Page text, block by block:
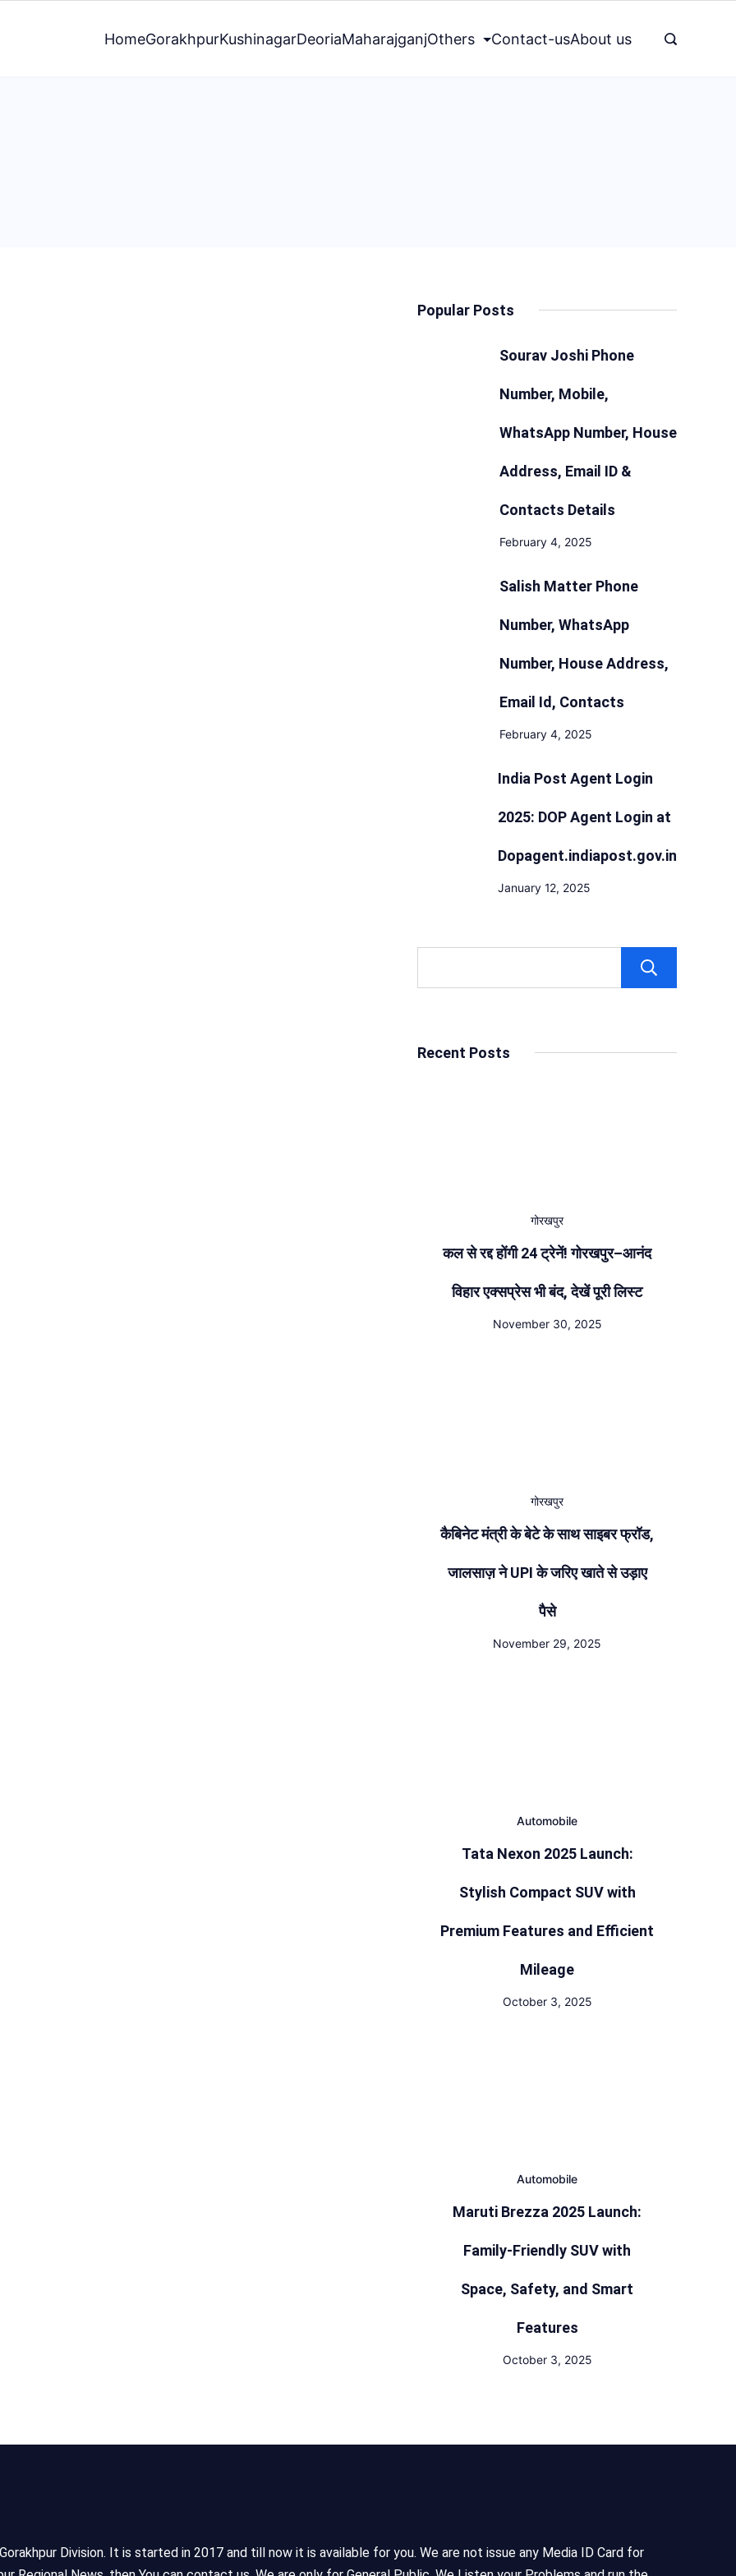
HomeGorakhpurKushinagarDeoriaMaharajganjOthers Contact-usAbout us
Popular Posts
Sourav Joshi Phone
Number, Mobile,
WhatsApp Number, House
Address, Email ID &
Contacts Details
February 4, 2025
Salish Matter Phone
Number, WhatsApp
Number, House Address,
Email Id, Contacts
February 4, 2025
India Post Agent Login
2025: DOP Agent Login at
Dopagent.indiapost.gov.in
January 12, 2025
Recent Posts
गोरखपुर
कल से रद्द होंगी 24 ट्रेनें! गोरखपुर–आनंद
विहार एक्सप्रेस भी बंद, देखें पूरी लिस्ट
November 30, 2025
गोरखपुर
कैबिनेट मंत्री के बेटे के साथ साइबर फ्रॉड,
जालसाज़ ने UPI के जरिए खाते से उड़ाए
पैसे
November 29, 2025
Automobile
Tata Nexon 2025 Launch:
Stylish Compact SUV with
Premium Features and Efficient
Mileage
October 3, 2025
Automobile
Maruti Brezza 2025 Launch:
Family-Friendly SUV with
Space, Safety, and Smart
Features
October 3, 2025
Division. It is started in 2017 and till now it is available for you. We are not issue any Media ID Card for